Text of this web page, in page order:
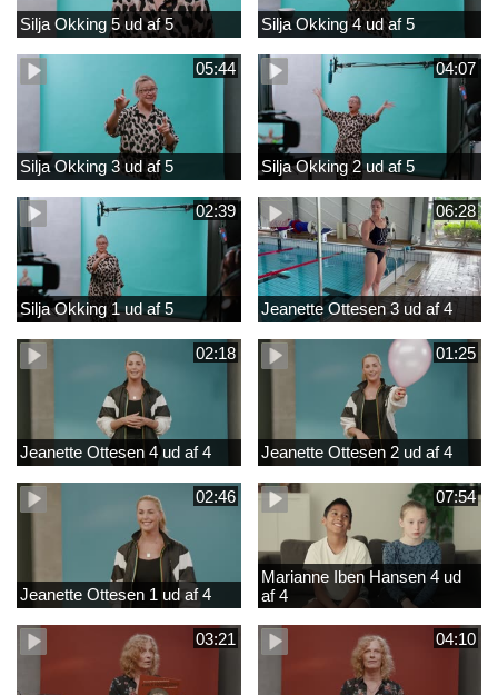
Silja Okking 5 ud af 5 Silja Okking 4 ud af 5
05:44
Silja Okking 3 ud af 5
04:07
Silja Okking 2 ud af 5
02:39
Silja Okking 1 ud af 5
06:28
Jeanette Ottesen 3 ud af 4
02:18
Jeanette Ottesen 4 ud af 4
01:25
Jeanette Ottesen 2 ud af 4
02:46
Jeanette Ottesen 1 ud af 4
07:54
Marianne Iben Hansen 4 ud
af 4
03:21 04:10